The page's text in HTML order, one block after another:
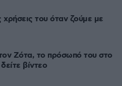
του όταν ζούμε με
Ζότα, το πρόσωπό του στο
βίντεο